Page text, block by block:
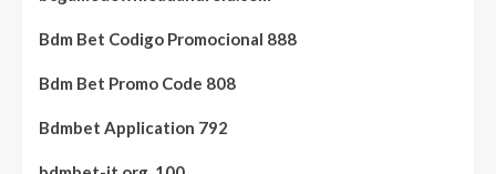
Bdm Bet Codigo Promocional 888
Bdm Bet Promo Code 808
Bdmbet Application 792